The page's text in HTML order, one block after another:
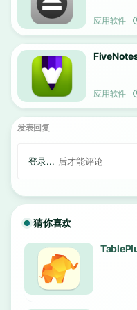
应用软件
应用软件
发表回复
登录... 后才能评论
猜你喜欢